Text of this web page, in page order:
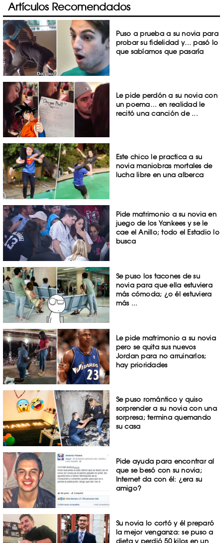
Artículos Recomendados
Puso a prueba a su novia para
probar su fidelidad y… pasó lo
que sabíamos que pasaría
Le pide perdón a su novia con
un poema… en realidad le
recitó una canción de ...
Este chico le practica a su
novia maniobras mortales de
lucha libre en una alberca
Pide matrimonio a su novia en
juego de los Yankees y se le
cae el Anillo; todo el Estadio lo
busca
Se puso los tacones de su
novia para que ella estuviera
más cómoda; ¿o él estuviera
más ...
Le pide matrimonio a su novia
pero se quita sus nuevos
Jordan para no arruinarlos;
hay prioridades
Se puso romántico y quiso
sorprender a su novia con una
sorpresa; termina quemando
su casa
Pide ayuda para encontrar al
que se besó con su novia;
Internet da con él: ¿era su
amigo?
Su novia lo cortó y él preparó
la mejor venganza: se puso a
dieta y perdió 50 kilos en un